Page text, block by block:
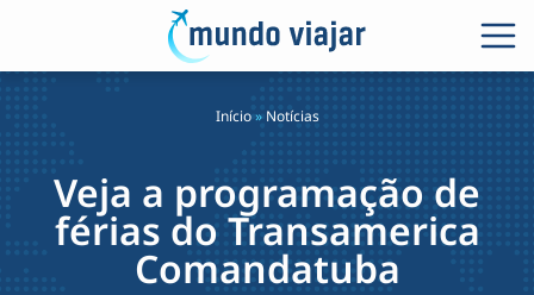
Início» Notícias
Veja a programação de
férias do Transamerica
Comandatuba